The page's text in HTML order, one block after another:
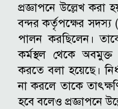
প্রজ্ঞাপনে উল্লেখ করা
বন্দর কর্তৃপক্ষের সদস্য
পালন করছিলেন।
কর্মস্থল থেকে অবমুক্ত
করতে বলা হয়েছে।
না করলে তাকে
হবে বলেও প্রজ্ঞাপনে